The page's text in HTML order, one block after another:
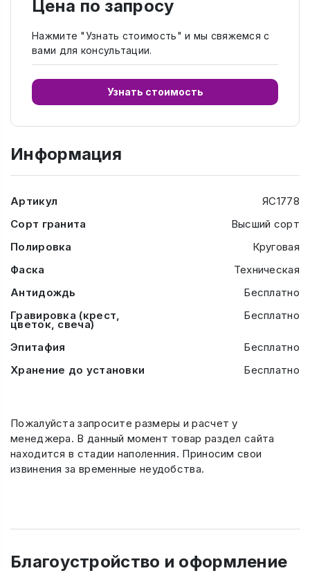
Цена по запросу
Нажмите "Узнать стоимость" и мы свяжемся с
вами для консультации.
Узнать стоимость
Информация
Артикул
ЯС1778
Сорт гранита
Высший сорт
Полировка
Круговая
Фаска
Техническая
Антидождь
Бесплатно
Гравировка (крест,
цветок, свеча)
Бесплатно
Эпитафия
Бесплатно
Хранение до установки
Бесплатно
Пожалуйста запросите размеры и расчет у
менеджера. В данный момент товар раздел сайта
находится в стадии наполенния. Приносим свои
извинения за временные неудобства.
Благоустройство и оформление